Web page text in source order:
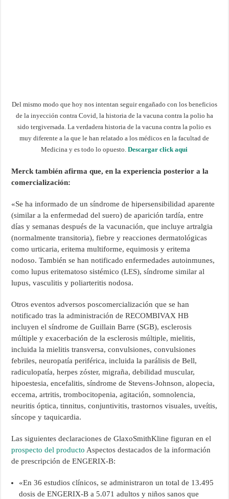
Del mismo modo que hoy nos intentan seguir engañado con los beneficios
de la inyección contra Covid, la historia de la vacuna contra la polio ha
sido tergiversada. La verdadera historia de la vacuna contra la polio es
muy diferente a la que le han relatado a los médicos en la facultad de
Medicina y es todo lo opuesto.Descargar click aqui
Merck también afirma que, en la experiencia posterior a la
comercialización:
«Se ha informado de un síndrome de hipersensibilidad aparente
(similar a la enfermedad del suero) de aparición tardía, entre
días y semanas después de la vacunación, que incluye artralgia
(normalmente transitoria), fiebre y reacciones dermatológicas
como urticaria, eritema multiforme, equimosis y eritema
nodoso. También se han notificado enfermedades autoinmunes,
como lupus eritematoso sistémico (LES), síndrome similar al
lupus, vasculitis y poliarteritis nodosa.
Otros eventos adversos poscomercialización que se han
notificado tras la administración de RECOMBIVAX HB
incluyen el síndrome de Guillain Barre (SGB), esclerosis
múltiple y exacerbación de la esclerosis múltiple, mielitis,
incluida la mielitis transversa, convulsiones, convulsiones
febriles, neuropatía periférica, incluida la parálisis de Bell,
radiculopatía, herpes zóster, migraña, debilidad muscular,
hipoestesia, encefalitis, síndrome de Stevens-Johnson, alopecia,
eccema, artritis, trombocitopenia, agitación, somnolencia,
neuritis óptica, tinnitus, conjuntivitis, trastornos visuales, uveítis,
síncope y taquicardia.
Las siguientes declaraciones de GlaxoSmithKline figuran en el
prospecto del producto Aspectos destacados de la información
de prescripción de ENGERIX-B:
«En 36 estudios clínicos, se administraron un total de 13.495
dosis de ENGERIX-B a 5.071 adultos y niños sanos que